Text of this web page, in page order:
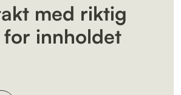
med riktig
for innholdet